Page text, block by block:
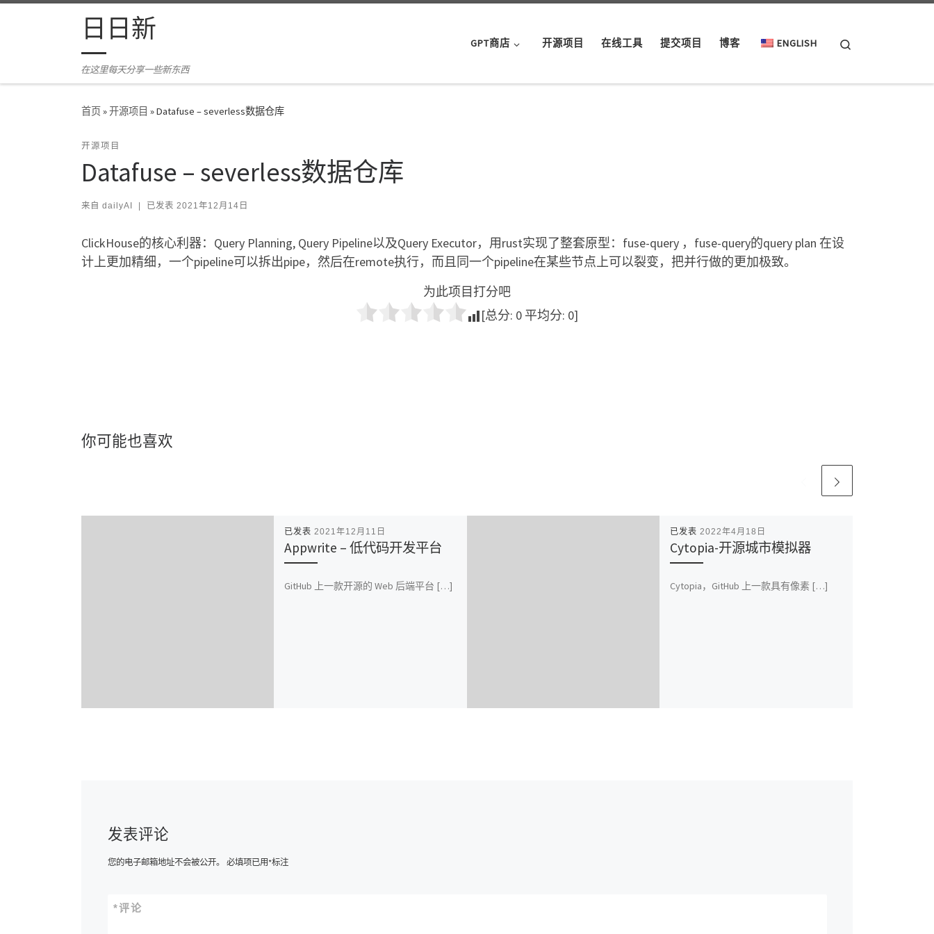
Skip to content日日新
在这里每天分享一些新东西
GPT商店 开源项目 在线工具 提交项目 博客 ENGLISH
首页»开源项目 »Datafuse – severless数据仓库
开源项目
Datafuse – severless数据仓库
来自 dailyAI 已发表 2021年12月14日
ClickHouse的核心利器：Query Planning, Query Pipeline以及Query Executor，用rust实现了整套原型：fuse-query ，fuse-query的query plan 在设
计上更加精细，一个pipeline可以拆出pipe，然后在remote执行，而且同一个pipeline在某些节点上可以裂变，把并行做的更加极致。
为此项目打分吧
[总分: 0 平均分: 0]
你可能也喜欢
已发表 2021年12月11日
Appwrite – 低代码开发平台
GitHub 上一款开源的 Web 后端平台 […]
已发表 2022年4月18日
Cytopia-开源城市模拟器
Cytopia，GitHub 上一款具有像素 […]
发表评论
您的电子邮箱地址不会被公开。 必填项已用*标注
评论
*